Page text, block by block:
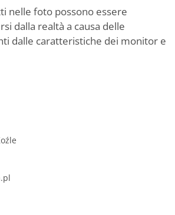
nelle foto possono essere
dalla realtà a causa delle
dalle caratteristiche dei monitor e